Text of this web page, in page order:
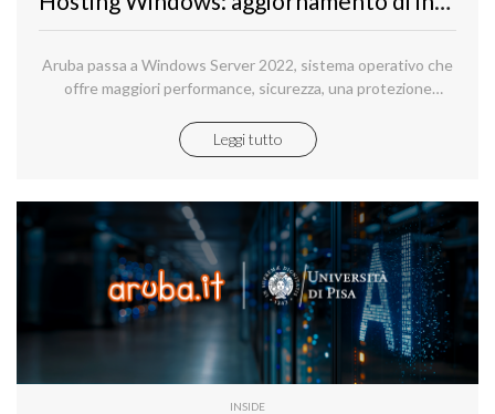
Aruba passa a Windows Server 2022, sistema operativo che
offre maggiori performance, sicurezza, una protezione
compatibilità con tutti i framework Microsoft aggiornati
come .NET 8/9 e .NET Framework, ottimizzando
alto consumo di risorse.
Leggi tutto
INSIDE